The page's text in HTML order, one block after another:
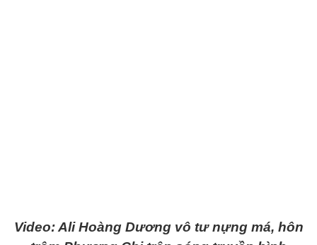
Video: Ali Hoàng Dương vô tư nựng má, hôn